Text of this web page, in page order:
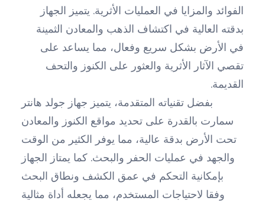
الفوائد والمزايا في العمليات الأثرية. يتميز الجهاز
بدقته العالية في اكتشاف الذهب والمعادن الثمينة
في الأرض بشكل سريع وفعال، مما يساعد على
تقصي الآثار الأثرية والعثور على الكنوز والتحف
القديمة.
بفضل تقنياته المتقدمة، يتميز جهاز جولد هانتر
سمارت بالقدرة على تحديد مواقع الكنوز والمعادن
تحت الأرض بدقة عالية، مما يوفر الكثير من الوقت
والجهد في عمليات الحفر والبحث. كما يمتاز الجهاز
بإمكانية التحكم في عمق الكشف ونطاق البحث
وفقا لاحتياجات المستخدم، مما يجعله أداة مثالية